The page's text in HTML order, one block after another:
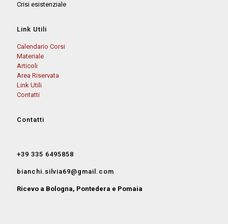
Crisi esistenziale
Link Utili
Calendario Corsi
Materiale
Articoli
Area Riservata
Link Utili
Contatti
Contatti
+39 335 6495858
bianchi.silvia69@gmail.com
Ricevo a Bologna, Pontedera e Pomaia